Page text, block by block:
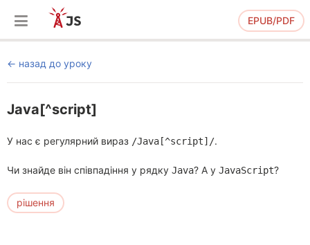
EPUB/PDF
назад до уроку
Java[^script]
У нас є регулярний вираз /Java[^script]/.
Чи знайде він співпадіння у рядку Java? А у JavaScript?
рішення